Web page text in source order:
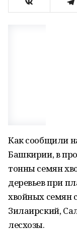
Как сообщили
Башкирии, в
тонны семян
деревьев при
хвойных семян
Зилаирский,
лесхозы.